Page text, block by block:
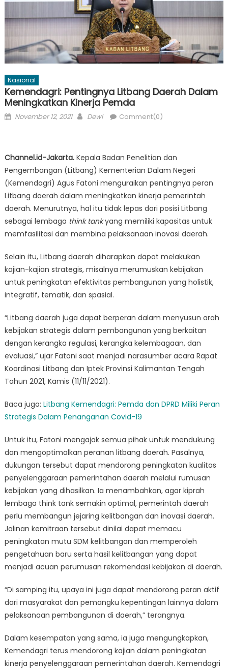
Nasional
Kemendagri: Pentingnya Litbang Daerah Dalam
Meningkatkan Kinerja Pemda
Posted
November 12, 2021 Author
Dewi Comment(0)
Channel.id-Jakarta.Kepala Badan Penelitian dan
Pengembangan (Litbang) Kementerian Dalam Negeri
(Kemendagri) Agus Fatoni menguraikan pentingnya peran
Litbang daerah dalam meningkatkan kinerja pemerintah
daerah. Menurutnya, hal itu tidak lepas dari posisi Litbang
sebagai lembaga think tankyang memiliki kapasitas untuk
memfasilitasi dan membina pelaksanaan inovasi daerah.
Selain itu, Litbang daerah diharapkan dapat melakukan
kajian-kajian strategis, misalnya merumuskan kebijakan
untuk peningkatan efektivitas pembangunan yang holistik,
integratif, tematik, dan spasial.
“Litbang daerah juga dapat berperan dalam menyusun arah
kebijakan strategis dalam pembangunan yang berkaitan
dengan kerangka regulasi, kerangka kelembagaan, dan
evaluasi,” ujar Fatoni saat menjadi narasumber acara Rapat
Koordinasi Litbang dan Iptek Provinsi Kalimantan Tengah
Tahun 2021, Kamis (11/11/2021).
Baca juga: Litbang Kemendagri: Pemda dan DPRD Miliki Peran
Strategis Dalam Penanganan Covid-19
Untuk itu, Fatoni mengajak semua pihak untuk mendukung
dan mengoptimalkan peranan litbang daerah. Pasalnya,
dukungan tersebut dapat mendorong peningkatan kualitas
penyelenggaraan pemerintahan daerah melalui rumusan
kebijakan yang dihasilkan. Ia menambahkan, agar kiprah
lembaga think tank semakin optimal, pemerintah daerah
perlu membangun jejaring kelitbangan dan inovasi daerah.
Jalinan kemitraan tersebut dinilai dapat memacu
peningkatan mutu SDM kelitbangan dan memperoleh
pengetahuan baru serta hasil kelitbangan yang dapat
menjadi acuan perumusan rekomendasi kebijakan di daerah.
“Di samping itu, upaya ini juga dapat mendorong peran aktif
dari masyarakat dan pemangku kepentingan lainnya dalam
pelaksanaan pembangunan di daerah,” terangnya.
Dalam kesempatan yang sama, ia juga mengungkapkan,
Kemendagri terus mendorong kajian dalam peningkatan
kinerja penyelenggaraan pemerintahan daerah. Kemendagri